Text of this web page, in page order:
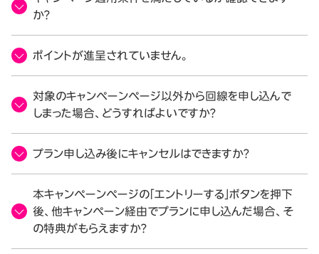
か？
ポイントが進呈されていません。
対象のキャンペーンページ以外から回線を申し込んで
しまった場合、どうすればよいですか？
プラン申し込み後にキャンセルはできますか？
本キャンペーンページの「エントリーする」ボタンを押下
後、他キャンペーン経由でプランに申し込んだ場合、そ
の特典がもらえますか？